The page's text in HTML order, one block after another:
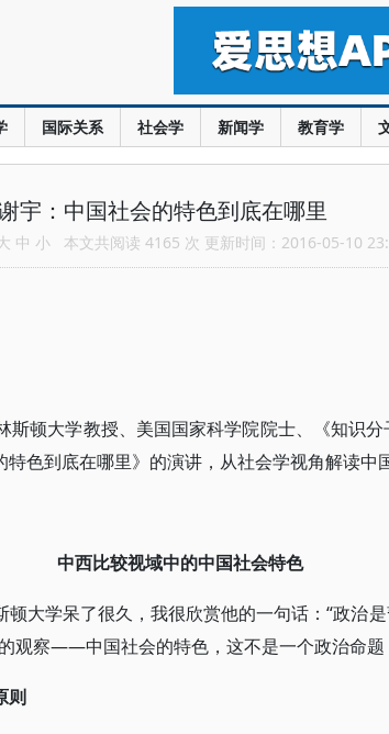
国际关系 社会学 新闻学 教育学
宇：中国社会的特色到底在哪里
中 小 本文共阅读 4165 次 更新时间：2016-05-10
斯顿大学教授、美国国家科学院院士、《知识
色到底在哪里》的演讲，从社会学视角解读中
中西比较视域中的中国社会特色
大学呆了很久，我很欣赏他的一句话：“政治
观察——中国社会的特色，这不是一个政治命题
则